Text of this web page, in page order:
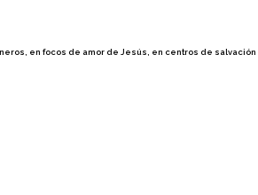
en focos de amor de Jesús, en centros de